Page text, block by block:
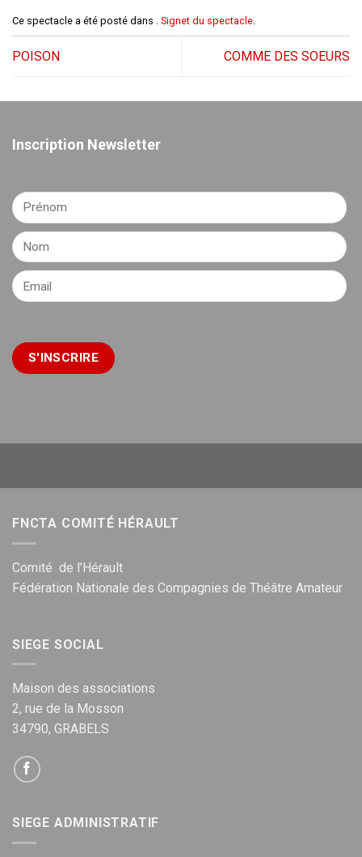
Ce spectacle a été posté dans . Signet du spectacle
POISON COMME DES SOEURS
Inscription Newsletter
FNCTA COMITÉ HÉRAULT
Comité de l’Hérault
Fédération Nationale des Compagnies de Théâtre Amateur
SIEGE SOCIAL
Maison des associations
2, rue de la Mosson
34790, GRABELS
SIEGE ADMINISTRATIF